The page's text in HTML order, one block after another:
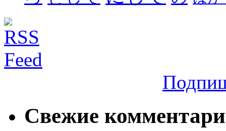
Свежие